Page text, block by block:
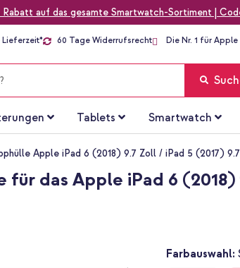
Rabatt auf das gesamte Smartwatch-Sortiment |
Lieferzeit* 60 Tage Widerrufsrecht Die Nr. 1 für
Tablets Smartwatch
Apple iPad 6 (2018) 9.7 Zoll / iPad 5 (2017)
das Apple iPad 6 (2018)
Farbauswahl: